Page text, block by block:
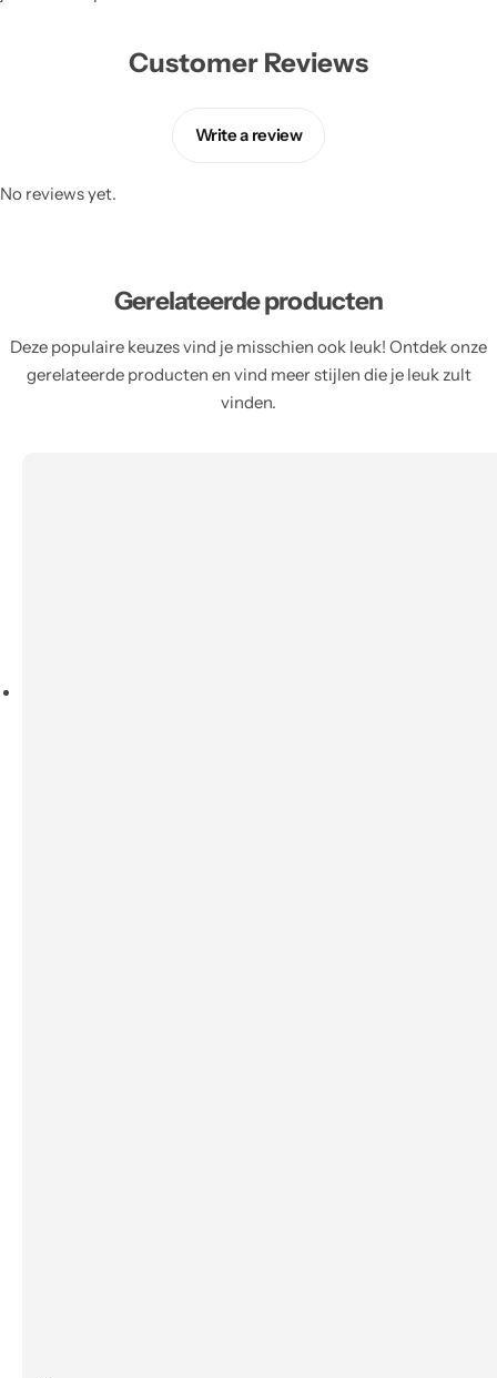
Customer Reviews
Write a review
No reviews yet.
Gerelateerde producten
Deze populaire keuzes vind je misschien ook leuk! Ontdek onze
gerelateerde producten en vind meer stijlen die je leuk zult
vinden.